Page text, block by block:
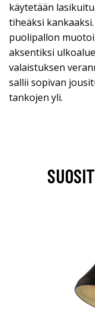
käytetään
tiheäksi
puolipallon
aksentiksi
valaistuksen
sallii sopivan
tankojen yli.